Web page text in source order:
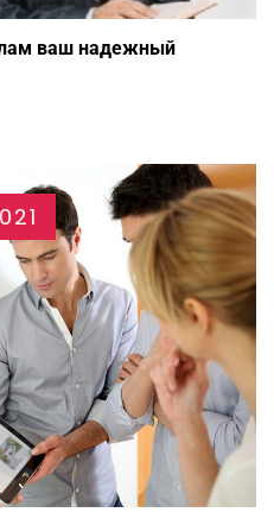
ваш надежный